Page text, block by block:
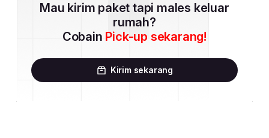
Mau kirim paket tapi males keluar
rumah?
Cobain Pick-up sekarang!
Kirim sekarang